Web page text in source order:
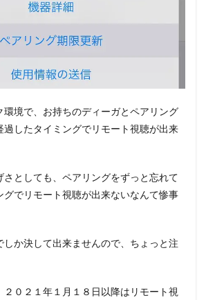
環境で、お持ちのディーガとペアリング
過したタイミングでリモート視聴が出来
さとしても、ペアリングをずっと忘れて
グでリモート視聴が出来ないなんて惨事
しか決して出来ませんので、ちょっと注
０２１年１月１８日以降はリモート視